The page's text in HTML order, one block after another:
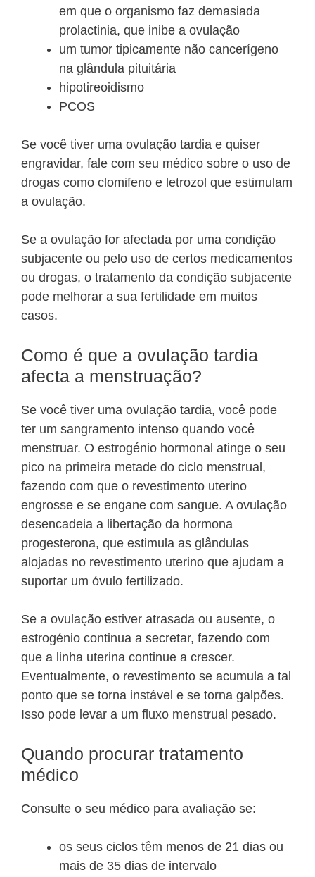
em que o organismo faz demasiada
prolactinia, que inibe a ovulação
um tumor tipicamente não cancerígeno
na glândula pituitária
hipotireoidismo
PCOS
Se você tiver uma ovulação tardia e quiser
engravidar, fale com seu médico sobre o uso de
drogas como clomifeno e letrozol que estimulam
a ovulação.
Se a ovulação for afectada por uma condição
subjacente ou pelo uso de certos medicamentos
ou drogas, o tratamento da condição subjacente
pode melhorar a sua fertilidade em muitos
casos.
Como é que a ovulação tardia
afecta a menstruação?
Se você tiver uma ovulação tardia, você pode
ter um sangramento intenso quando você
menstruar. O estrogénio hormonal atinge o seu
pico na primeira metade do ciclo menstrual,
fazendo com que o revestimento uterino
engrosse e se engane com sangue. A ovulação
desencadeia a libertação da hormona
progesterona, que estimula as glândulas
alojadas no revestimento uterino que ajudam a
suportar um óvulo fertilizado.
Se a ovulação estiver atrasada ou ausente, o
estrogénio continua a secretar, fazendo com
que a linha uterina continue a crescer.
Eventualmente, o revestimento se acumula a tal
ponto que se torna instável e se torna galpões.
Isso pode levar a um fluxo menstrual pesado.
Quando procurar tratamento
médico
Consulte o seu médico para avaliação se:
os seus ciclos têm menos de 21 dias ou
mais de 35 dias de intervalo